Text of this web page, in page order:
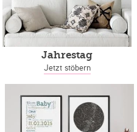
Jahrestag
Jetzt stöbern